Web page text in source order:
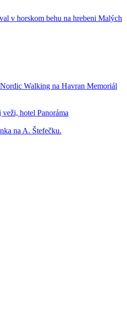
v horskom behu na hrebeni Malých
Walking na Havran Memoriál
hotel Panoráma
na A. Štefečku.